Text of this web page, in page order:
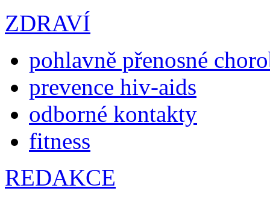
ZDRAVÍ
pohlavně přenosné
prevence hiv-aids
odborné kontakty
fitness
REDAKCE